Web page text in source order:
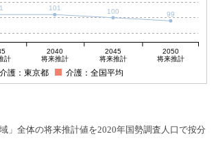
101 100 99
計
2040
将来推計
2045
将来推計
2050
将来推計
介護：東京都 介護：全国平均
」全体の将来推計値を2020年国勢調査人口で按分